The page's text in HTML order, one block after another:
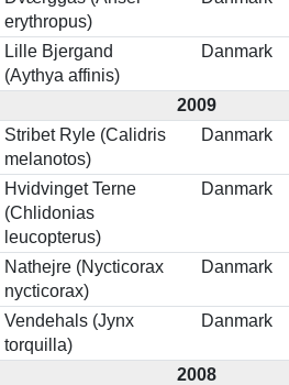
erythropus)
Lille Bjergand
(Aythya affinis)
Danmark
2009
Stribet Ryle (Calidris
melanotos)
Danmark
Hvidvinget Terne
(Chlidonias
leucopterus)
Danmark
Nathejre (Nycticorax
nycticorax)
Danmark
Vendehals (Jynx
torquilla)
Danmark
2008